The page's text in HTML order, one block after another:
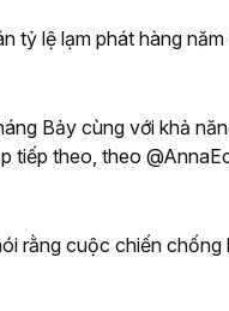
tỷ lệ lạm phát hàng
Bảy cùng với khả
tiếp theo, theo
rằng cuộc chiến